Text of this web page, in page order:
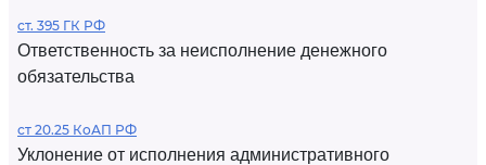
ст. 395 ГК РФ
Ответственность за неисполнение денежного
обязательства
ст 20.25 КоАП РФ
Уклонение от исполнения административного